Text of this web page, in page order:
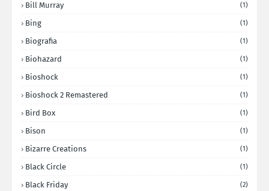
Bill Murray (1)
Bing (1)
Biografia (1)
Biohazard (1)
Bioshock (1)
Bioshock 2 Remastered (1)
Bird Box (1)
Bison (1)
Bizarre Creations (1)
Black Circle (1)
Black Friday (2)